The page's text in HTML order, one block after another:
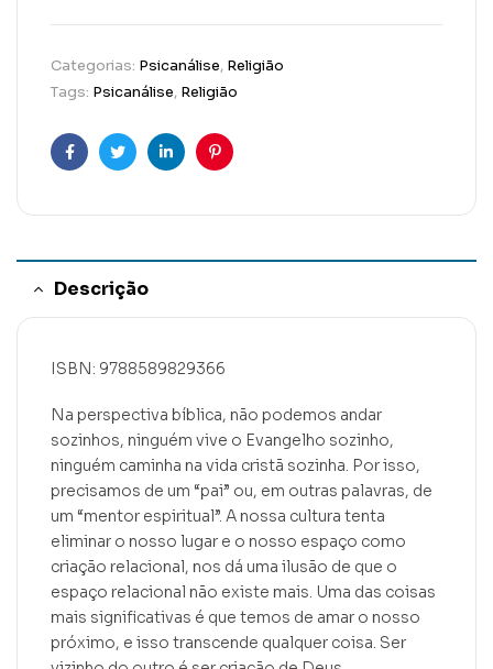
Categorias: Psicanálise, Religião
Tags: Psicanálise, Religião
FacebookTwitterLinkedinPinterest
Descrição
ISBN: 9788589829366
Na perspectiva bíblica, não podemos andar
sozinhos, ninguém vive o Evangelho sozinho,
ninguém caminha na vida cristã sozinha. Por isso,
precisamos de um “pai” ou, em outras palavras, de
um “mentor espiritual”. A nossa cultura tenta
eliminar o nosso lugar e o nosso espaço como
criação relacional, nos dá uma ilusão de que o
espaço relacional não existe mais. Uma das coisas
mais significativas é que temos de amar o nosso
próximo, e isso transcende qualquer coisa. Ser